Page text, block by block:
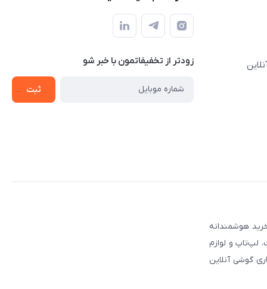
زودتر از تخفیفاتمون با خبر شو
ثبت
برای انتخاب و خرید هوشمندانه
لپ‌تاپ و لوازم
گوشی آنلاین